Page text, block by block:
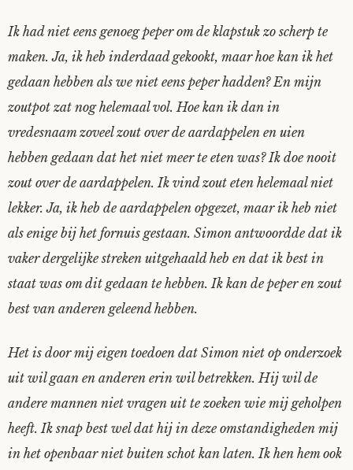
Ik had niet eens genoeg peper om de klapstuk zo scherp te
maken. Ja, ik heb inderdaad gekookt, maar hoe kan ik het
gedaan hebben als we niet eens peper hadden? En mijn
zoutpot zat nog helemaal vol. Hoe kan ik dan in
vredesnaam zoveel zout over de aardappelen en uien
hebben gedaan dat het niet meer te eten was? Ik doe nooit
zout over de aardappelen. Ik vind zout eten helemaal niet
lekker. Ja, ik heb de aardappelen opgezet, maar ik heb niet
als enige bij het fornuis gestaan. Simon antwoordde dat ik
vaker dergelijke streken uitgehaald heb en dat ik best in
staat was om dit gedaan te hebben. Ik kan de peper en zout
best van anderen geleend hebben.
Het is door mij eigen toedoen dat Simon niet op onderzoek
uit wil gaan en anderen erin wil betrekken. Hij wil de
andere mannen niet vragen uit te zoeken wie mij geholpen
heeft. Ik snap best wel dat hij in deze omstandigheden mij
in het openbaar niet buiten schot kan laten. Ik hen hem ook